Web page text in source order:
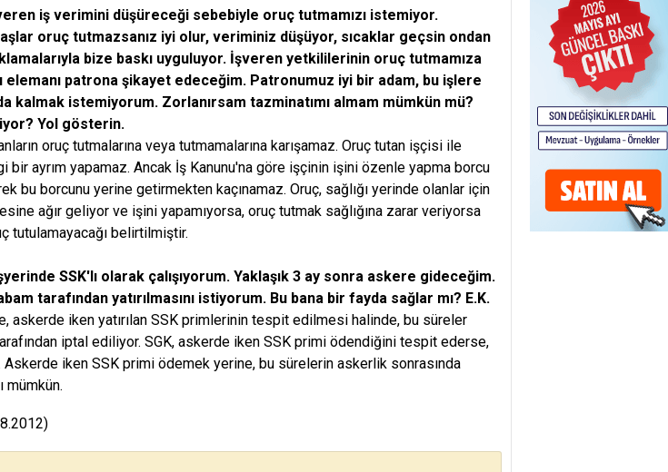
iş verimini düşüreceği sebebiyle oruç tutmamızı istemiyor.
oruç tutmazsanız iyi olur, veriminiz düşüyor, sıcaklar geçsin ondan
bize baskı uyguluyor. İşveren yetkililerinin oruç tutmamıza
elemanı patrona şikayet edeceğim. Patronumuz iyi bir adam, bu işlere
kalmak istemiyorum. Zorlanırsam tazminatımı almam mümkün mü?
Yol gösterin.
oruç tutmalarına veya tutmamalarına karışamaz. Oruç tutan işçisi ile
bir ayrım yapamaz. Ancak İş Kanunu'na göre işçinin işini özenle yapma borcu
bu borcunu yerine getirmekten kaçınamaz. Oruç, sağlığı yerinde olanlar için
ağır geliyor ve işini yapamıyorsa, oruç tutmak sağlığına zarar veriyorsa
tutulamayacağı belirtilmiştir.
SSK'lı olarak çalışıyorum. Yaklaşık 3 ay sonra askere gideceğim.
tarafından yatırılmasını istiyorum. Bu bana bir fayda sağlar mı? E.K.
askerde iken yatırılan SSK primlerinin tespit edilmesi halinde, bu süreler
iptal ediliyor. SGK, askerde iken SSK primi ödendiğini tespit ederse,
iken SSK primi ödemek yerine, bu sürelerin askerlik sonrasında
mümkün.